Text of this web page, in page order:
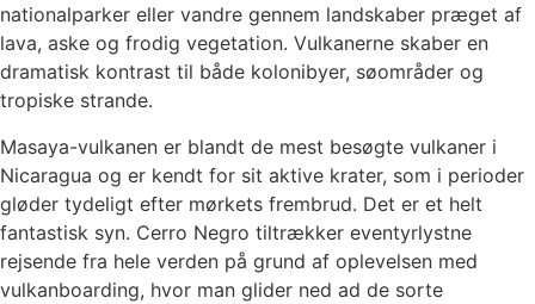
nationalparker eller vandre gennem landskaber præget af
lava, aske og frodig vegetation. Vulkanerne skaber en
dramatisk kontrast til både kolonibyer, søområder og
tropiske strande.
Masaya-vulkanen er blandt de mest besøgte vulkaner i
Nicaragua og er kendt for sit aktive krater, som i perioder
gløder tydeligt efter mørkets frembrud. Det er et helt
fantastisk syn. Cerro Negro tiltrækker eventyrlystne
rejsende fra hele verden på grund af oplevelsen med
vulkanboarding, hvor man glider ned ad de sorte